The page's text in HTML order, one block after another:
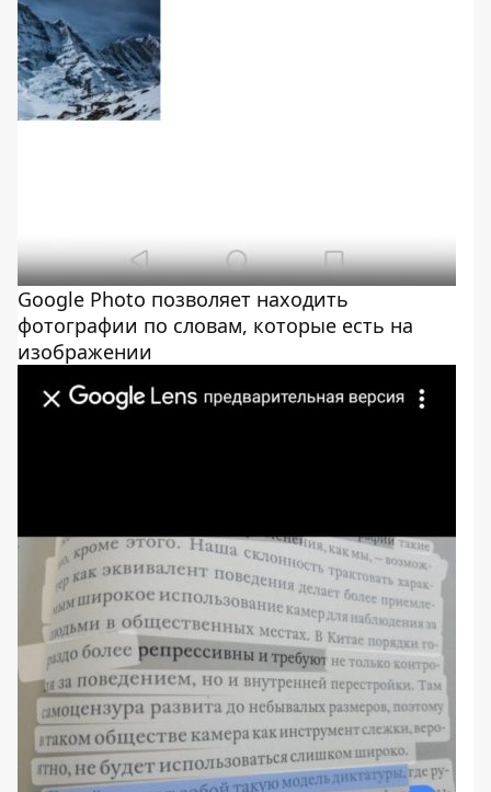
Google Photo позволяет находить
фотографии по словам, которые есть на
изображении